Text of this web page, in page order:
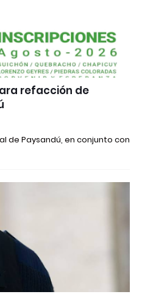
refacción de
de Paysandú, en conjunto con